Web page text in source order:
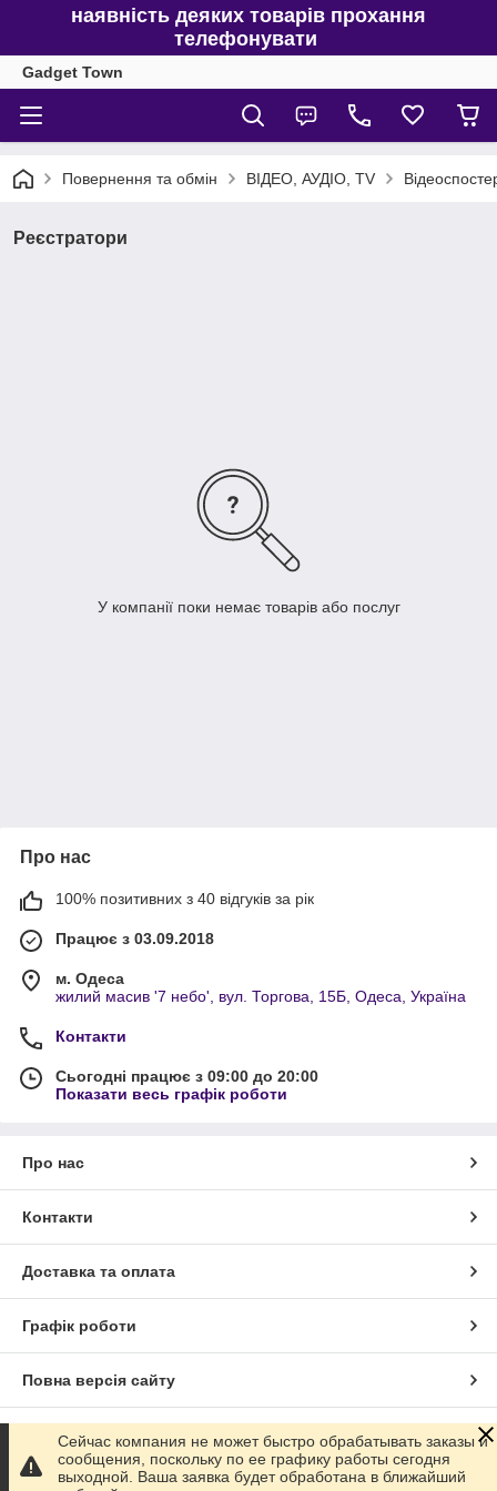
наявність деяких товарів прохання
телефонувати
Gadget Town
Повернення та обмін ВІДЕО, АУДІО, TV
Реєстратори
У компанії поки немає товарів або послуг
Про нас
100% позитивних з 40 відгуків за рік
Працює з 03.09.2018
м. Одеса
жилий масив '7 небо', вул. Торгова, 15Б, Одеса, Україна
Контакти
Сьогодні працює з 09:00 до 20:00
Показати весь графік роботи
Про нас
Контакти
Доставка та оплата
Графік роботи
Повна версія сайту
Сайт створено на маркетплейсі Prom.ua
Сейчас компания не может быстро обрабатывать заказы и
сообщения, поскольку по ее графику работы сегодня
выходной. Ваша заявка будет обработана в ближайший